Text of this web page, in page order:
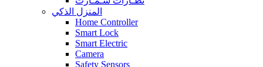
المنزل الذكي
Home Controller
Smart Lock
Smart Electric
Camera
Safety Sensors